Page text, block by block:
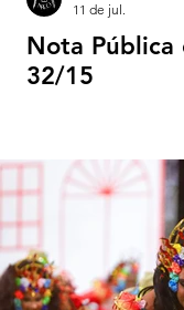
Nota Pública
32/15
11 de jul.